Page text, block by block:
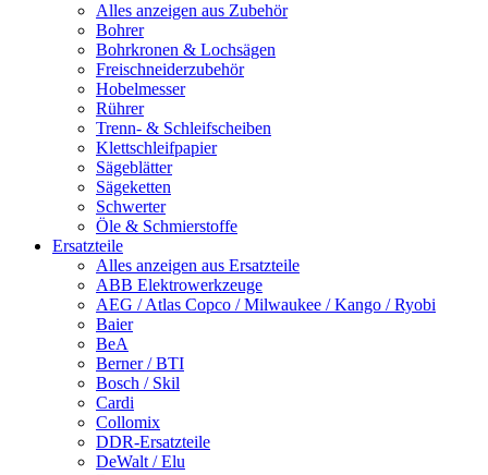
Alles anzeigen aus Zubehör
Bohrer
Bohrkronen & Lochsägen
Freischneiderzubehör
Hobelmesser
Rührer
Trenn- & Schleifscheiben
Klettschleifpapier
Sägeblätter
Sägeketten
Schwerter
Öle & Schmierstoffe
Ersatzteile
Alles anzeigen aus Ersatzteile
ABB Elektrowerkzeuge
AEG / Atlas Copco / Milwaukee / Kango / Ryobi
Baier
BeA
Berner / BTI
Bosch / Skil
Cardi
Collomix
DDR-Ersatzteile
DeWalt / Elu